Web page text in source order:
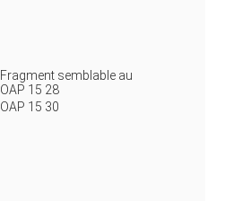
Fragment semblable au
OAP 15 28
OAP 15 30